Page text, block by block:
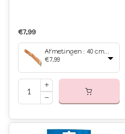
€7,99
Afmetingen : 40 cm/Ø 3.5 cm
€7,99